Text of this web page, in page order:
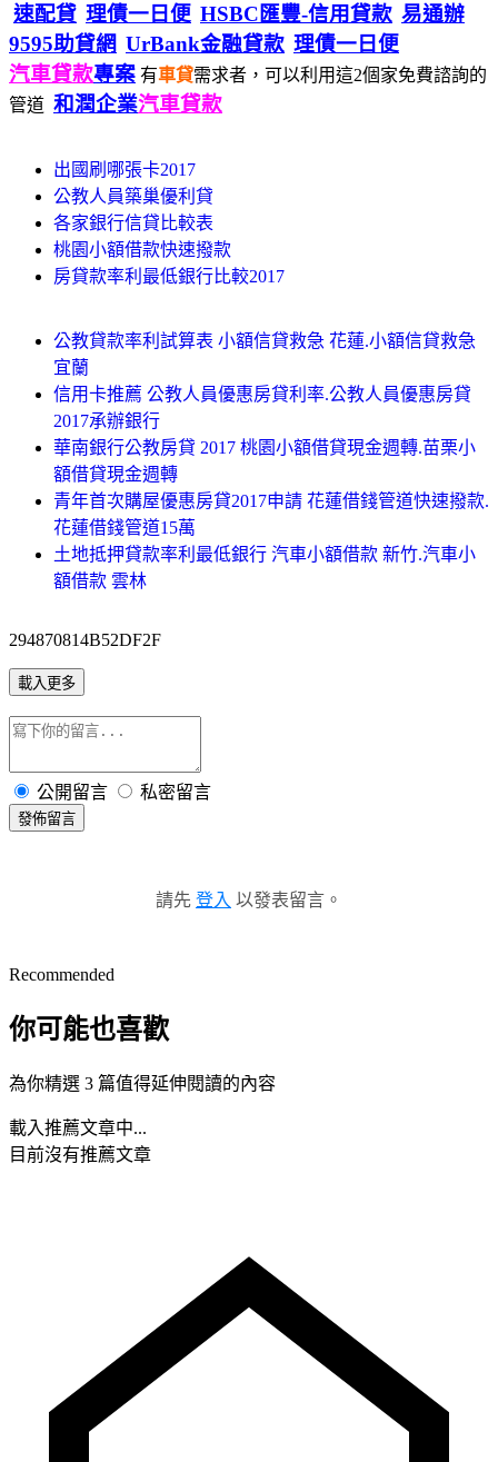
速配貸 理債一日便 HSBC匯豐-信用貸款 易通辦
9595助貸網 UrBank金融貸款 理債一日便
汽車貸款專案 有車貸需求者，可以利用這2個家免費諮詢的
管道 和潤企業汽車貸款
出國刷哪張卡2017
公教人員築巢優利貸
各家銀行信貸比較表
桃園小額借款快速撥款
房貸款率利最低銀行比較2017
公教貸款率利試算表 小額信貸救急 花蓮.小額信貸救急
宜蘭
信用卡推薦 公教人員優惠房貸利率.公教人員優惠房貸
2017承辦銀行
華南銀行公教房貸 2017 桃園小額借貸現金週轉.苗栗小
額借貸現金週轉
青年首次購屋優惠房貸2017申請 花蓮借錢管道快速撥款.
花蓮借錢管道15萬
土地抵押貸款率利最低銀行 汽車小額借款 新竹.汽車小
額借款 雲林
294870814B52DF2F
載入更多
公開留言 私密留言
發佈留言
請先 登入 以發表留言。
Recommended
你可能也喜歡
為你精選 3 篇值得延伸閱讀的內容
載入推薦文章中...
目前沒有推薦文章